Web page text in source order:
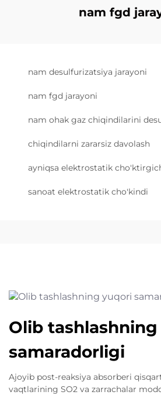
nam fgd
nam desulfurizatsiya jarayoni
nam fgd jarayoni
nam ohak gaz chiqindilarini
chiqindilarni zararsiz davolash
ayniqsa elektrostatik
sanoat elektrostatik cho'kindi
Olib
samaradorligi
Ajoyib post-reaksiya absorberi
vaqtlarining SO2 va zarrachalar